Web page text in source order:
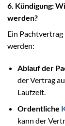
6. Kündigung:
werden?
Ein
werden:
Ablauf der
der Vertrag
Laufzeit.
Ordentliche
kann der